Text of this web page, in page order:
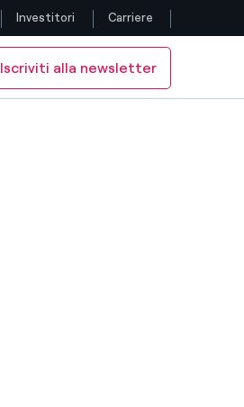
Investitori Carriere
Iscriviti alla newsletter